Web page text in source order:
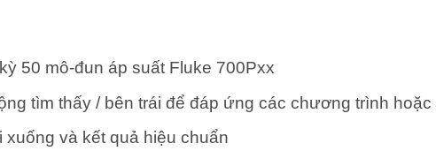
50 mô-đun áp suất Fluke 700Pxx
tìm thấy / bên trái để đáp ứng các chương trình
và kết quả hiệu chuẩn